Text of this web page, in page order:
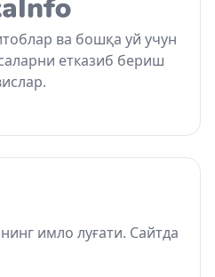
ва бошқа уй учун
етказиб бериш
имло луғати. Сайтда